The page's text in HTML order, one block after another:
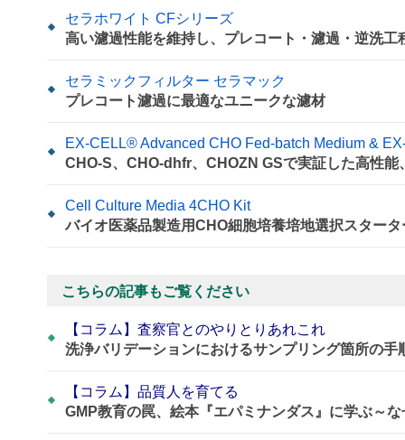
セラホワイト CFシリーズ
高い濾過性能を維持し、プレコート・濾過・逆洗工
セラミックフィルター セラマック
プレコート濾過に最適なユニークな濾材
EX-CELL® Advanced CHO Fed-batch Medium &
CHO-S、CHO-dhfr、CHOZN GSで実証した高性能
Cell Culture Media 4CHO Kit
バイオ医薬品製造用CHO細胞培養培地選択スタータ
こちらの記事もご覧ください
【コラム】査察官とのやりとりあれこれ
洗浄バリデーションにおけるサンプリング箇所の手
【コラム】品質人を育てる
GMP教育の罠、絵本『エパミナンダス』に学ぶ～